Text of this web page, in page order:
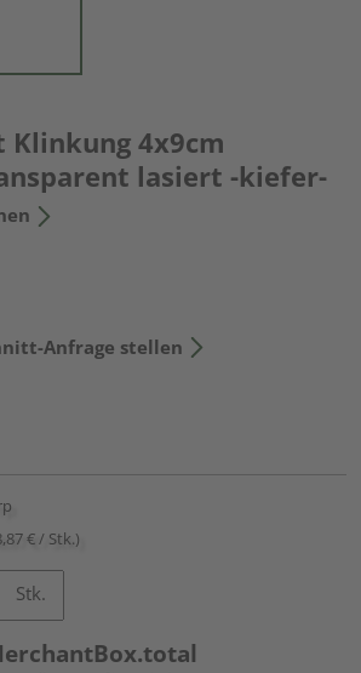
4x9cm
lasiert -kiefer-
Anfrage stellen
€ / Stk.)
Stk.